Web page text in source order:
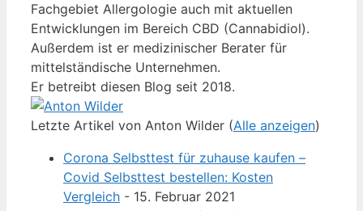
Fachgebiet Allergologie auch mit aktuellen
Entwicklungen im Bereich CBD (Cannabidiol).
Außerdem ist er medizinischer Berater für
mittelständische Unternehmen.
Er betreibt diesen Blog seit 2018.
Letzte Artikel von Anton Wilder (Alle anzeigen)
Corona Selbsttest für zuhause kaufen –
Covid Selbsttest bestellen: Kosten
Vergleich - 15. Februar 2021